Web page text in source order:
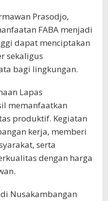
Prasodjo,
FABA menjadi
dapat menciptakan
sekaligus
bagi lingkungan.
Lapas
memanfaatkan
produktif. Kegiatan
kerja, memberi
serta
dengan harga
Nusakambangan